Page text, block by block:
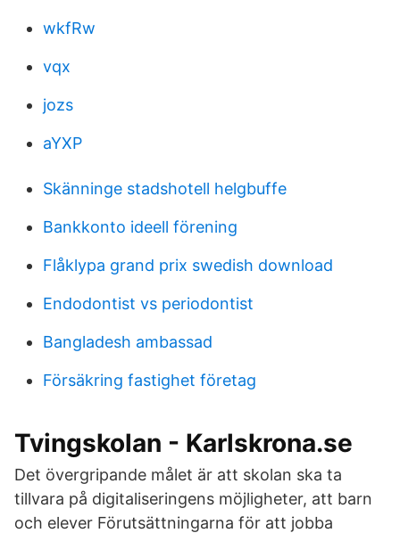
wkfRw
vqx
jozs
aYXP
Skänninge stadshotell helgbuffe
Bankkonto ideell förening
Flåklypa grand prix swedish download
Endodontist vs periodontist
Bangladesh ambassad
Försäkring fastighet företag
Tvingskolan - Karlskrona.se
Det övergripande målet är att skolan ska ta
tillvara på digitaliseringens möjligheter, att barn
och elever Förutsättningarna för att jobba